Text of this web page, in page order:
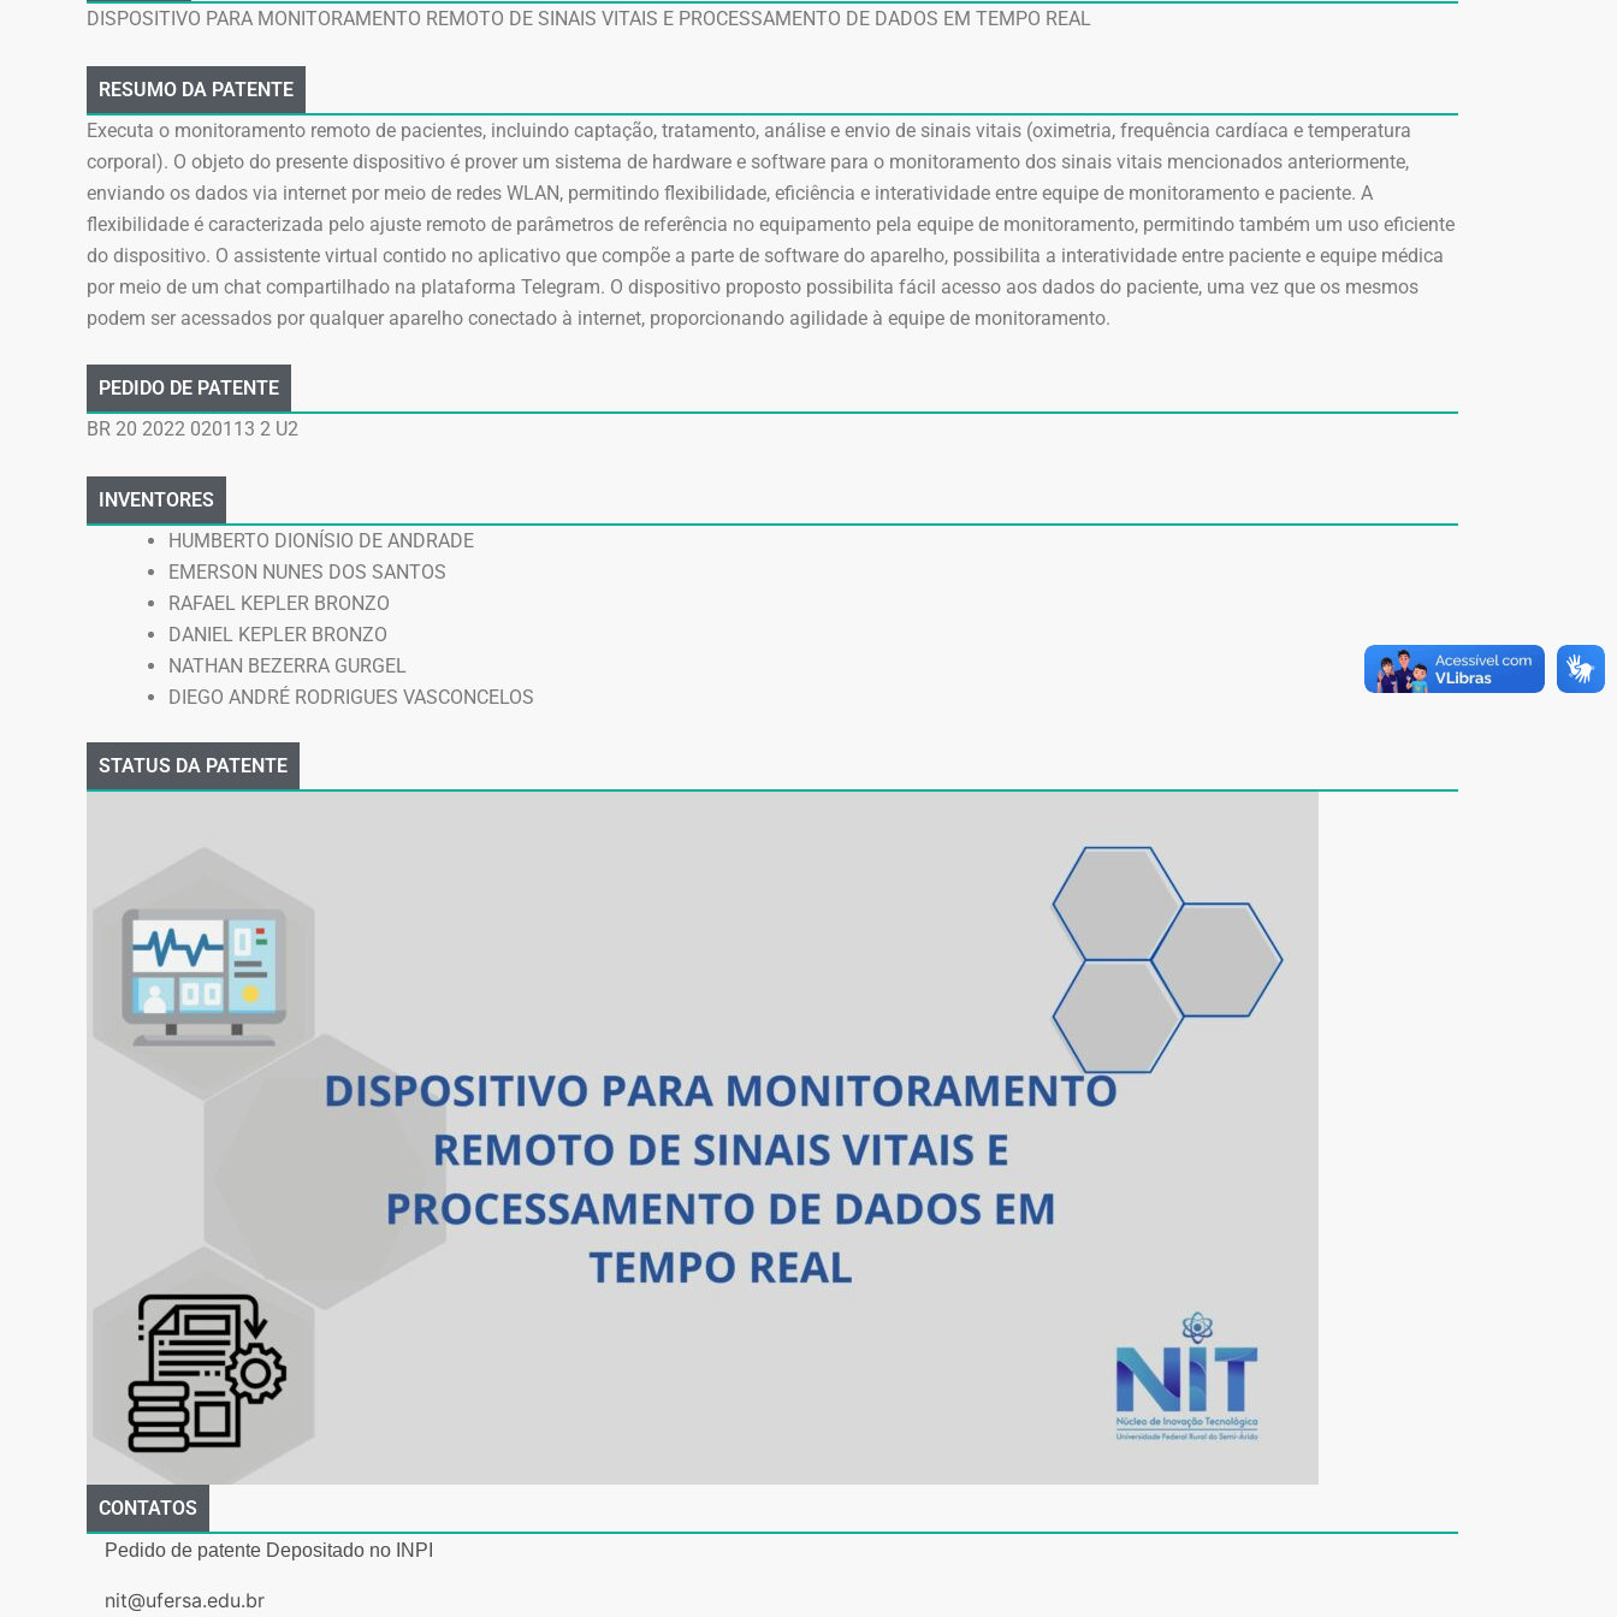
DISPOSITIVO PARA MONITORAMENTO REMOTO DE SINAIS VITAIS E PROCESSAMENTO DE DADOS EM TEMPO REAL
RESUMO DA PATENTE
Executa o monitoramento remoto de pacientes, incluindo captação, tratamento, análise e envio de sinais vitais (oximetria, frequência cardíaca e temperatura
corporal). O objeto do presente dispositivo é prover um sistema de hardware e software para o monitoramento dos sinais vitais mencionados anteriormente,
enviando os dados via internet por meio de redes WLAN, permitindo flexibilidade, eficiência e interatividade entre equipe de monitoramento e paciente. A
flexibilidade é caracterizada pelo ajuste remoto de parâmetros de referência no equipamento pela equipe de monitoramento, permitindo também um uso eficiente
do dispositivo. O assistente virtual contido no aplicativo que compõe a parte de software do aparelho, possibilita a interatividade entre paciente e equipe médica
por meio de um chat compartilhado na plataforma Telegram. O dispositivo proposto possibilita fácil acesso aos dados do paciente, uma vez que os mesmos
podem ser acessados por qualquer aparelho conectado à internet, proporcionando agilidade à equipe de monitoramento.
PEDIDO DE PATENTE
BR 20 2022 020113 2 U2
INVENTORES
HUMBERTO DIONÍSIO DE ANDRADE
EMERSON NUNES DOS SANTOS
RAFAEL KEPLER BRONZO
DANIEL KEPLER BRONZO
NATHAN BEZERRA GURGEL
DIEGO ANDRÉ RODRIGUES VASCONCELOS
STATUS DA PATENTE
CONTATOS
Pedido de patente Depositado no INPI
nit@ufersa.edu.br